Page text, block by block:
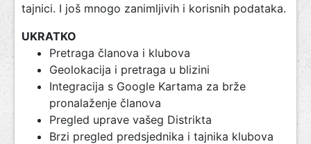
tajnici. I još mnogo zanimljivih i korisnih podataka.
UKRATKO
Pretraga članova i klubova
Geolokacija i pretraga u blizini
Integracija s Google Kartama za brže
pronalaženje članova
Pregled uprave vašeg Distrikta
Brzi pregled predsjednika i tajnika klubova